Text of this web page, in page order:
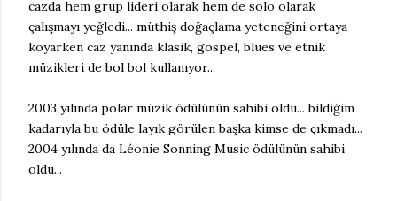
cazda hem grup lideri olarak hem de solo olarak
çalışmayı yeğledi... müthiş doğaçlama yeteneğini ortaya
koyarken caz yanında klasik, gospel, blues ve etnik
müzikleri de bol bol kullanıyor...
2003 yılında polar müzik ödülünün sahibi oldu... bildiğim
kadarıyla bu ödüle layık görülen başka kimse de çıkmadı...
2004 yılında da Léonie Sonning Music ödülünün sahibi
oldu...